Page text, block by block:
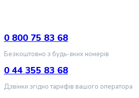
Рулетки
Нашийники
0 800 75 83 68
Безкоштовно з будь-яких номерів
0 44 355 83 68
Дзвінки згідно тарифів вашого оператора